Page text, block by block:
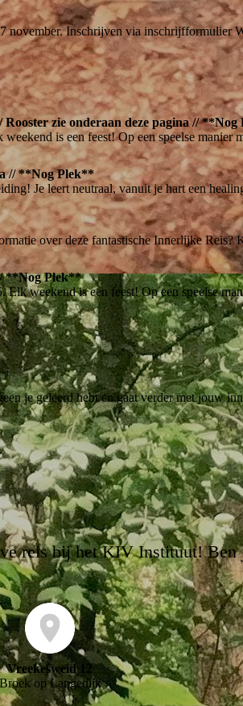
Inschrijven via inschrijfformulier
zie onderaan deze pagina //
is een feest! Op een speelse
// **Nog Plek**
Je leert neutraal, vanuit je hart een
over deze fantastische Innerlijke
**Nog Plek**
weekend is een feest! Op een speelse
je geleerd hebt en gaat verder met jouw
reis bij het KIV Instituut! Ben
Vreekesweid 12
op Langedijk